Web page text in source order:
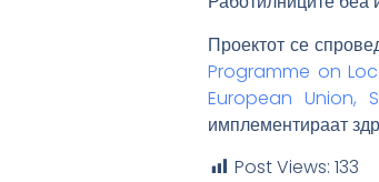
Проектот се
Programme on
European Union,
имплементираат
Post Views: 133